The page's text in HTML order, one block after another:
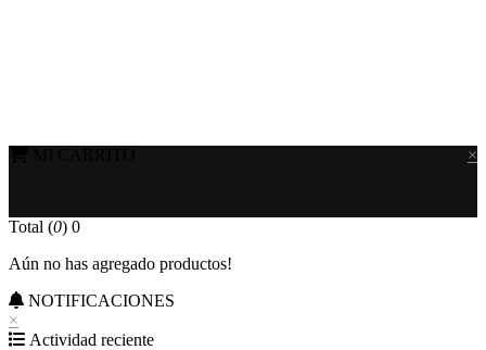
×
Total (0) 0
Aún no has agregado productos!
NOTIFICACIONES
×
Actividad reciente